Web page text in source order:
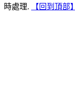
時處理.
【回到頂部】